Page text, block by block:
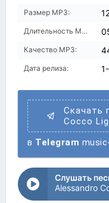
Размер MP3:
Длительность MP3:
Качество MP3:
Дата релиза:
Скачать
Cocco
в Telegram
Слушать
Alessandro